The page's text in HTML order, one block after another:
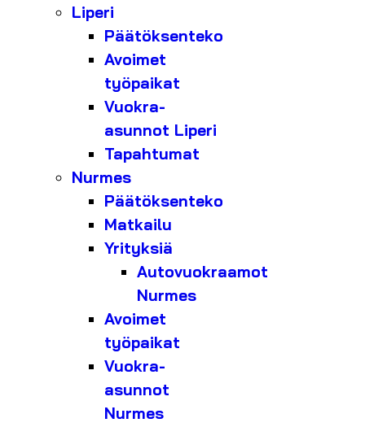
Liperi
Päätöksenteko
Avoimet
työpaikat
Vuokra-
asunnot Liperi
Tapahtumat
Nurmes
Päätöksenteko
Matkailu
Yrityksiä
Autovuokraamot
Nurmes
Avoimet
työpaikat
Vuokra-
asunnot
Nurmes